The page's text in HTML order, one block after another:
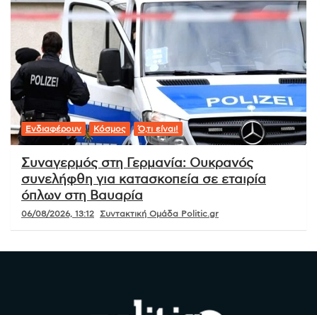
Ενδιαφέρουν Κόσμος Ό,τι είναι!
Συναγερμός στη Γερμανία: Ουκρανός
συνελήφθη για κατασκοπεία σε εταιρία
όπλων στη Βαυαρία
06/08/2026, 13:12 Συντακτική Ομάδα Politic.gr